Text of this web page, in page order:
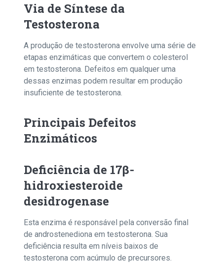
Via de Síntese da
Testosterona
A produção de testosterona envolve uma série de
etapas enzimáticas que convertem o colesterol
em testosterona. Defeitos em qualquer uma
dessas enzimas podem resultar em produção
insuficiente de testosterona.
Principais Defeitos
Enzimáticos
Deficiência de 17β-
hidroxiesteroide
desidrogenase
Esta enzima é responsável pela conversão final
de androstenediona em testosterona. Sua
deficiência resulta em níveis baixos de
testosterona com acúmulo de precursores.